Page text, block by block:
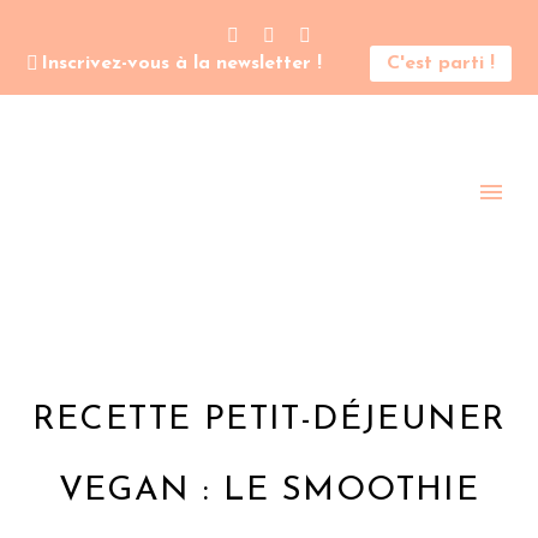
Inscrivez-vous à la newsletter ! C'est parti !
RECETTE PETIT-DÉJEUNER
VEGAN : LE SMOOTHIE